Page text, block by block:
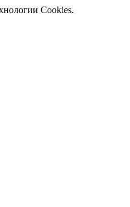
Cookies.